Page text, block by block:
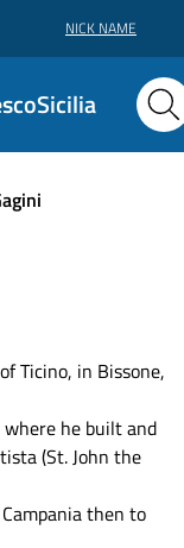
NICK NAME
Ticino, in Bissone,
where he built and
(St. John the
then to